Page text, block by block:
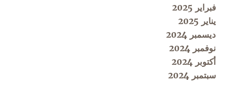
فبراير 2025
يناير 2025
ديسمبر 2024
نوفمبر 2024
أكتوبر 2024
سبتمبر 2024